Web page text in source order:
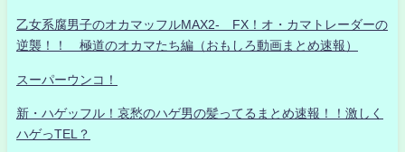
乙女系腐男子のオカマッフルMAX2- FX！オ・カマトレーダーの
逆襲！！ 極道のオカマたち編（おもしろ動画まとめ速報）
スーパーウンコ！
新・ハゲッフル！哀愁のハゲ男の髪ってるまとめ速報！！激しく
ハゲっTEL？